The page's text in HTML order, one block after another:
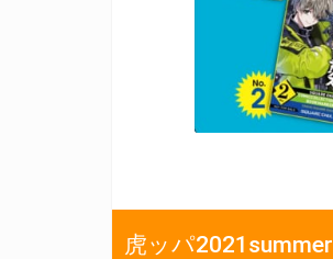
虎ッパ2021summer